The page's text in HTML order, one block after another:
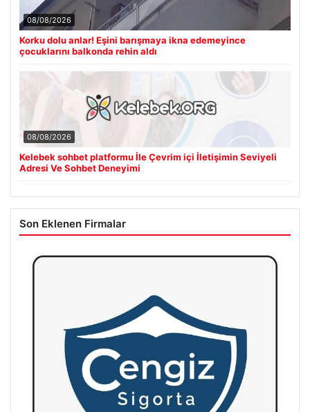
08/08/2026
Korku dolu anlar! Eşini barışmaya ikna edemeyince
çocuklarını balkonda rehin aldı
08/08/2026
Kelebek sohbet platformu İle Çevrim içi İletişimin Seviyeli
Adresi Ve Sohbet Deneyimi
Son Eklenen Firmalar